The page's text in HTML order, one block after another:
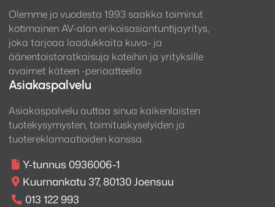
Olemme jo vuodesta 1993 saakka toiminut
kotimainen AV-alan erikoisasiantuntijayritys,
joka tarjoaa laadukkaita kuva- ja
äänentoistoratkaisuja koteihin ja yrityksille
avaimet käteen -periaatteella
Asiakaspalvelu
Asiakaspalvelu auttaa sinua kaikenlaisten
tuotekysymysten, toimituskyselyiden ja
tuotereklamaatioiden kanssa.
Y-tunnus 0936006-1
Kuurnankatu 37, 80130 Joensuu
013 122 993